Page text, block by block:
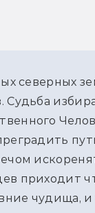
северных
Судьба
приходит
чудища, и